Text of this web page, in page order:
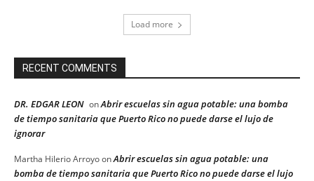
Load more
RECENT COMMENTS
DR. EDGAR LEON onAbrir escuelas sin agua potable: una bomba
de tiempo sanitaria que Puerto Rico no puede darse el lujo de
ignorar
Martha Hilerio ArroyoonAbrir escuelas sin agua potable: una
bomba de tiempo sanitaria que Puerto Rico no puede darse el lujo